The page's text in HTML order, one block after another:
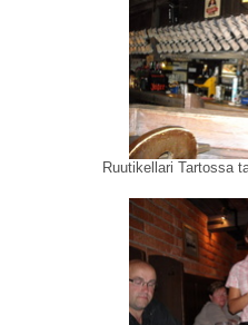
Ruutikellari Tartossa